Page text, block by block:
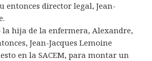
entonces director legal, Jean-
hija de la enfermera, Alexandre,
Jean-Jacques Lemoine
en la SACEM, para montar un